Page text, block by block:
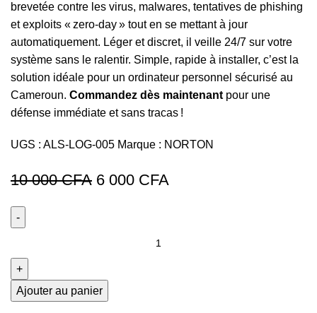
brevetée contre les virus, malwares, tentatives de phishing
et exploits « zero-day » tout en se mettant à jour
automatiquement. Léger et discret, il veille 24/7 sur votre
système sans le ralentir. Simple, rapide à installer, c’est la
solution idéale pour un ordinateur personnel sécurisé au
Cameroun. Commandez dès maintenant pour une
défense immédiate et sans tracas !
UGS : ALS-LOG-005 Marque : NORTON
10 000CFA Le
10
000 CFA.
6 000 CFA
Norton Antivirus Basic
Ajouter au panier